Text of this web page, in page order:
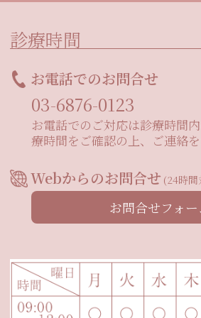
診療時間
お電話でのお問合せ
03-6876-0123
お電話でのご対応は診療時間
療時間をご確認の上、ご連絡を
Webからのお問合せ (24時間
お問合せフォ